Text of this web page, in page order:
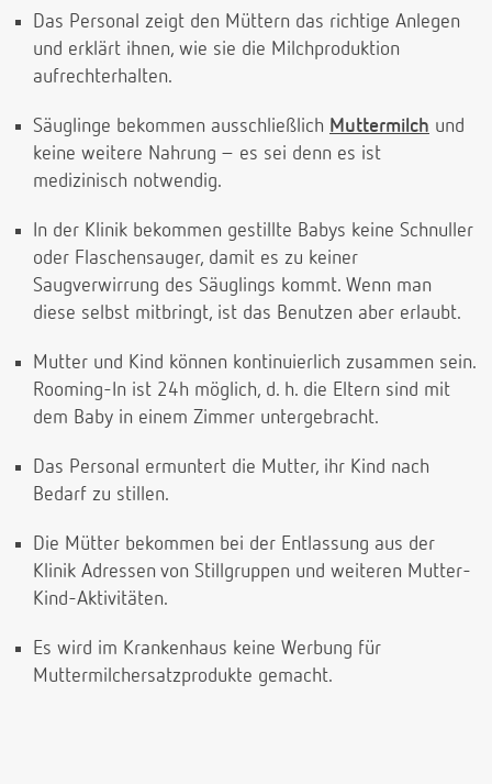
Das Personal zeigt den Müttern das richtige Anlegen
und erklärt ihnen, wie sie die Milchproduktion
aufrechterhalten.
Säuglinge bekommen ausschließlich Muttermilch und
keine weitere Nahrung – es sei denn es ist
medizinisch notwendig.
In der Klinik bekommen gestillte Babys keine Schnuller
oder Flaschensauger, damit es zu keiner
Saugverwirrung des Säuglings kommt. Wenn man
diese selbst mitbringt, ist das Benutzen aber erlaubt.
Mutter und Kind können kontinuierlich zusammen sein.
Rooming-In ist 24h möglich, d. h. die Eltern sind mit
dem Baby in einem Zimmer untergebracht.
Das Personal ermuntert die Mutter, ihr Kind nach
Bedarf zu stillen.
Die Mütter bekommen bei der Entlassung aus der
Klinik Adressen von Stillgruppen und weiteren Mutter-
Kind-Aktivitäten.
Es wird im Krankenhaus keine Werbung für
Muttermilchersatzprodukte gemacht.